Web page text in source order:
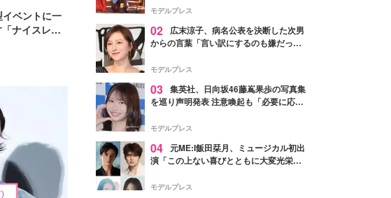
ベントに一
ナイスレシ
た。
進んで夢を掴みたい」【ゲネプロレポ】
モデルプレス
02
広末涼子、病名公表を決断した次男
からの言葉「言い訳にするのも嫌だっ
モデルプレス
03 集英社、日向坂46藤嶌果歩の写真集
を巡り声明発表 注意喚起も「必要に応じ
モデルプレス
04 元ME:I飯田栞月、ミュージカル初出
演「この上ない喜びとともに大変光栄」
ャスト発表
モデルプレス